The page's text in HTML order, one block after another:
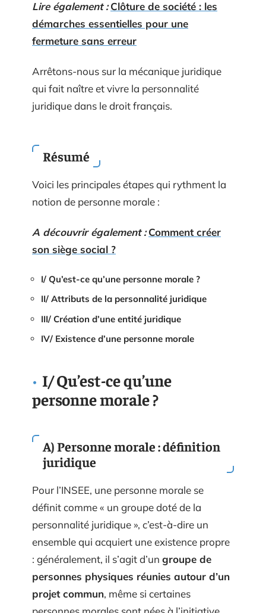
Lire également : Clôture de société : les
démarches essentielles pour une
fermeture sans erreur
Arrêtons-nous sur la mécanique juridique
qui fait naître et vivre la personnalité
juridique dans le droit français.
Résumé
Voici les principales étapes qui rythment la
notion de personne morale :
A découvrir également : Comment créer
son siège social ?
I/ Qu’est-ce qu’une personne morale ?
II/ Attributs de la personnalité juridique
III/ Création d’une entité juridique
IV/ Existence d’une personne morale
I/ Qu’est-ce qu’une
personne morale ?
A) Personne morale : définition
juridique
Pour l’INSEE, une personne morale se
définit comme « un groupe doté de la
personnalité juridique », c’est-à-dire un
ensemble qui acquiert une existence propre
: généralement, il s’agit d’un groupe de
personnes physiques réunies autour d’un
projet commun, même si certaines